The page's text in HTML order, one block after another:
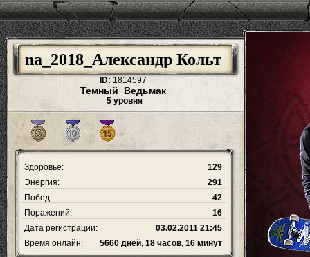
na_2018_Александр Кольт
ID: 1814597
Темный Ведьмак
5 уровня
Здоровье:
129
Энергия:
291
Побед:
42
Поражений:
16
Дата регистрации:
03.02.2011 21:45
Время онлайн:
5660 дней, 18 часов, 16 минут